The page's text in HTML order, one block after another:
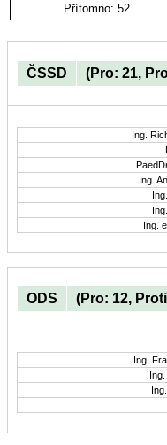
Přítomno: 52
ČSSD (Pro: 21,
Ing.
Ing.
Ing.
ODS (Pro: 12,
Ing.